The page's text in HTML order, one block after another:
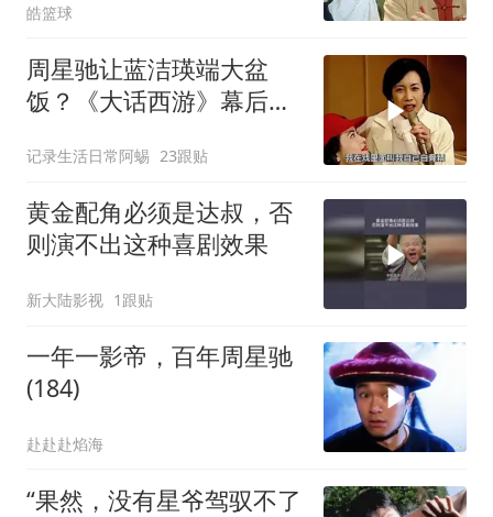
皓篮球
周星驰让蓝洁瑛端大盆
饭？《大话西游》幕后故
记录生活日常阿蜴 23跟贴
黄金配角必须是达叔，否
则演不出这种喜剧效果
新大陆影视 1跟贴
一年一影帝，百年周星驰
(184)
赴赴赴焰海
“果然，没有星爷驾驭不了